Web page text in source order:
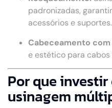
padronizadas,
acessórios e suportes.
Cabeceamento
e estético para
Por que
usinagem